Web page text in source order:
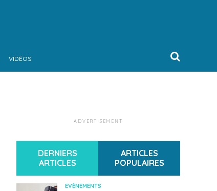
VIDÉOS
ADVERTISEMENT
DERNIERS
ARTICLES
ARTICLES
POPULAIRES
EVÈNEMENTS